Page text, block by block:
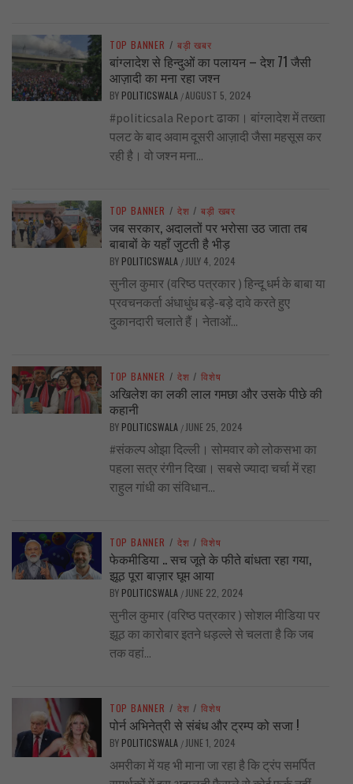
TOP BANNER / बड़ी खबर
बांग्लादेश से हिन्दुओं का पलायन – देश 71 जैसी
आज़ादी का मना रहा जश्न
BY POLITICSWALA /AUGUST 5, 2024
#politicsala Report ढाका। बांग्लादेश में तख्ता
पलट के बाद अवाम दूसरी आज़ादी जैसा महसूस कर
रही है। वो जश्न मना...
TOP BANNER / देश / बड़ी खबर
जब सरकार, अदालतों पर भरोसा उठ जाता तब
बाबाबों के यहाँ जुटती है भीड़
BY POLITICSWALA / JULY 4, 2024
सुनील कुमार (वरिष्ठ पत्रकार ) हिन्दू धर्म के बाबा या
प्रवचनकर्ता अंधाधुंध बड़े-बड़े दावे करते हुए
दुकानदारी चलाते हैं। नेताओं...
TOP BANNER / देश / विशेष
अखिलेश का लकी लाल गमछा और उसके पीछे की
कहानी
BY POLITICSWALA / JUNE 25, 2024
#संकल्प ओझा दिल्ली। सोमवार को लोकसभा का
पहला सत्र रंगीन दिखा। सबसे ज्यादा चर्चा में रहा
राहुल गांधी का संविधान...
TOP BANNER / देश / विशेष
फेकमीडिया .. सच जूते के फीते बांधता रहा गया,
झूठ पूरा बाज़ार घूम आया
BY POLITICSWALA / JUNE 22, 2024
सुनील कुमार (वरिष्ठ पत्रकार ) सोशल मीडिया पर
झूठ का कारोबार इतने धड़ल्ले से चलता है कि जब
तक वहां...
TOP BANNER / देश / विशेष
पोर्न अभिनेत्री से संबंध और ट्रम्प को सजा !
BY POLITICSWALA / JUNE 1, 2024
अमरीका में यह भी माना जा रहा है कि ट्रंप समर्पित